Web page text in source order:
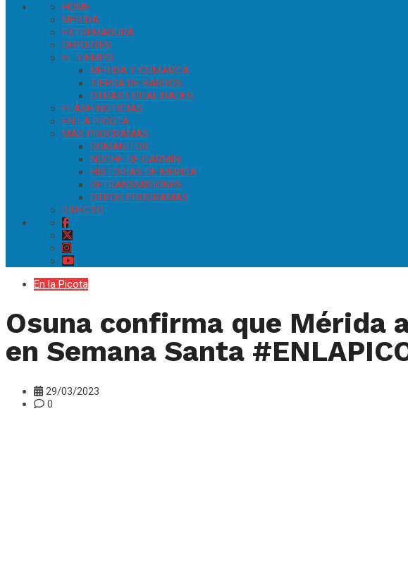
HOME
MÉRIDA
EXTREMADURA
DEPORTES
EL TIEMPO
MÉRIDA Y COMARCA
TIERRA DE BARROS
OTRAS LOCALIDADES
FLASH NOTICIAS
EN LA PICOTA
MÁS PROGRAMAS
ROMANITOS
NOCHE DE CARMÍN
HISTORIAS DE MÉRIDA
RETRANSMISIONES
OTROS PROGRAMAS
DIRECTO
En la Picota
Osuna confirma que Mérida
en Semana Santa
29/03/2023
0